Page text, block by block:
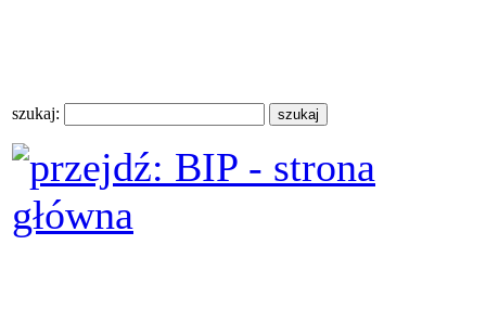
szukaj: